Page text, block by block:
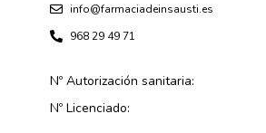
info@farmaciadeinsausti.es
968 29 49 71
Nº Autorización sanitaria:
Nº Licenciado: